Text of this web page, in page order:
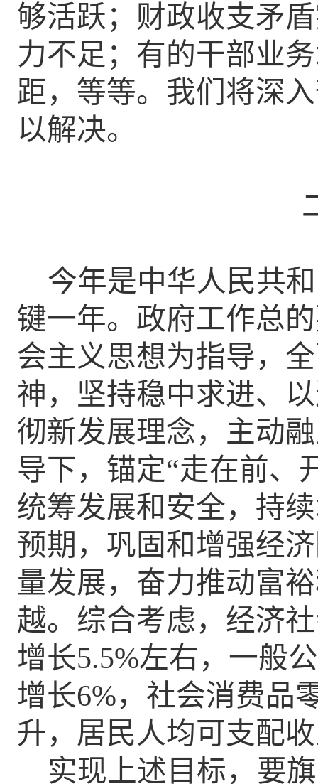
够活跃； 财政收支矛
力不足； 有的干部业
距，等等。我们 将深
以解决。
今年是中华人民共
键一年。 政府工作总
会主义思想为指导，
神，坚持稳中求进、
彻新发展理念，主动
导下，锚定“走在前、
统筹发展和安全，持
预期，巩固和增强经
量发展，奋力推动富
越。 综合考虑，经济
增长5.5%左右，一般
增长6%，社会消费品
升，居民人均可支配
实现上述目标， 要